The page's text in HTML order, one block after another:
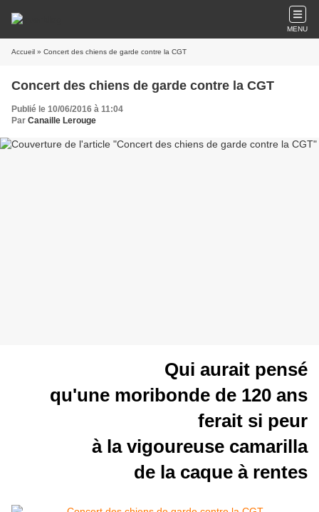
MENU
Accueil » Concert des chiens de garde contre la CGT
Concert des chiens de garde contre la CGT
Publié le 10/06/2016 à 11:04
Par Canaille Lerouge
Qui aurait pensé
qu'une moribonde de 120 ans
ferait si peur
à la vigoureuse camarilla
de la caque à rentes